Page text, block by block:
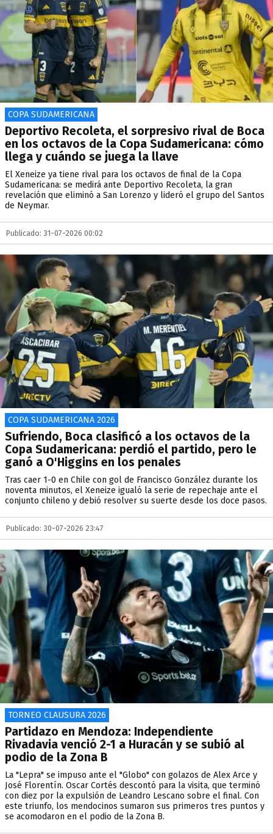
COPA SUDAMERICANA
Deportivo Recoleta, el sorpresivo rival de Boca
en los octavos de la Copa Sudamericana: cómo
llega y cuándo se juega la llave
El Xeneize ya tiene rival para los octavos de final de la Copa
Sudamericana: se medirá ante Deportivo Recoleta, la gran
revelación que eliminó a San Lorenzo y lideró el grupo del Santos
de Neymar.
Publicado: 31-07-2026 00:02
COPA SUDAMERICANA 2026
Sufriendo, Boca clasificó a los octavos de la
Copa Sudamericana: perdió el partido, pero le
ganó a O'Higgins en los penales
Tras caer 1-0 en Chile con gol de Francisco González durante los
noventa minutos, el Xeneize igualó la serie de repechaje ante el
conjunto chileno y debió resolver su suerte desde los doce pasos.
Publicado: 30-07-2026 23:47
TORNEO CLAUSURA 2026
Partidazo en Mendoza: Independiente
Rivadavia venció 2-1 a Huracán y se subió al
podio de la Zona B
La "Lepra" se impuso ante el "Globo" con golazos de Alex Arce y
José Florentín. Oscar Cortés descontó para la visita, que terminó
con diez por la expulsión de Leandro Lescano sobre el final. Con
este triunfo, los mendocinos sumaron sus primeros tres puntos y
se acomodaron en el podio de la Zona B.